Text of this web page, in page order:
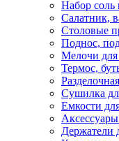
Набор соль
Салатник,
Столовые
Поднос,
Мелочи
Термос,
Сушилка
Емкости
Держатели